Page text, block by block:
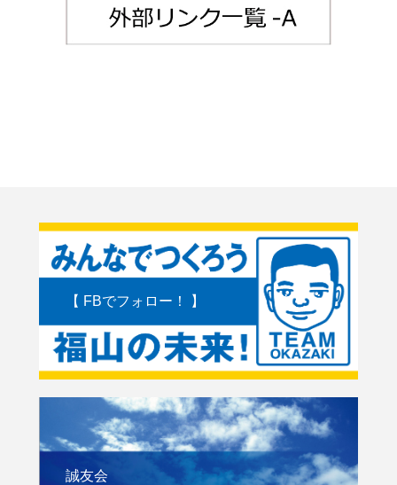
【 FBでフォロー！ 】
誠友会